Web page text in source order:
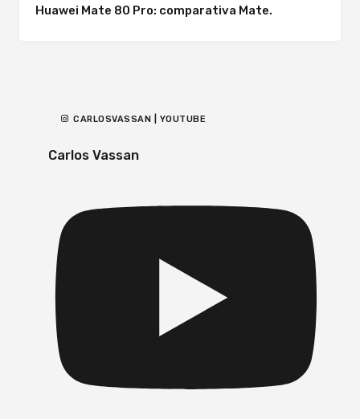
Huawei Mate 80 Pro: comparativa Mate.
CARLOSVASSAN | YOUTUBE
Carlos Vassan